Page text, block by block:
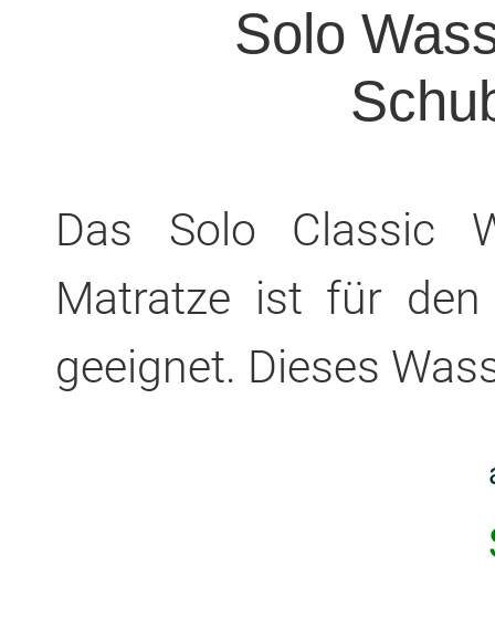
Solo
Das Solo Classic
Matratze ist für den
geeignet. Dieses